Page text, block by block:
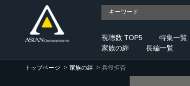
視聴数 TOP5 特集一覧
家族の絆
長編一覧
トップページ 家族の絆 兵役拒否